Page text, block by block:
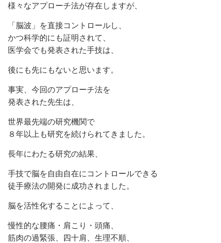
様々なアプローチ法が存在しますが、
「脳波」を直接コントロールし、
かつ科学的にも証明されて、
医学会でも発表された手技は、
後にも先にもないと思います。
事実、今回のアプローチ法を
発表された先生は、
世界最先端の研究機関で
８年以上も研究を続けられてきました。
長年にわたる研究の結果、
手技で脳を自由自在にコントロールできる
徒手療法の開発に成功されました。
脳を活性化することによって、
慢性的な腰痛・肩こり・頭痛、
筋肉の過緊張、四十肩、生理不順、